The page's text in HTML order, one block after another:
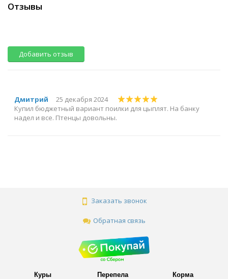
Отзывы
Добавить отзыв
Дмитрий
25 декабря 2024
Купил бюджетный вариант поилки для цыплят. На банку
надел и все. Птенцы довольны.
Заказать звонок
Обратная связь
Куры Перепела Корма